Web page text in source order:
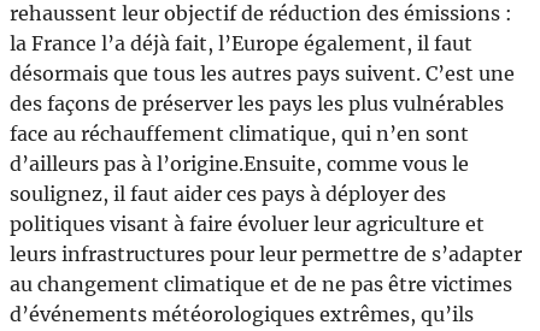
rehaussent leur objectif de réduction des émissions :
la France l’a déjà fait, l’Europe également, il faut
désormais que tous les autres pays suivent. C’est une
des façons de préserver les pays les plus vulnérables
face au réchauffement climatique, qui n’en sont
d’ailleurs pas à l’origine.Ensuite, comme vous le
soulignez, il faut aider ces pays à déployer des
politiques visant à faire évoluer leur agriculture et
leurs infrastructures pour leur permettre de s’adapter
au changement climatique et de ne pas être victimes
d’événements météorologiques extrêmes, qu’ils